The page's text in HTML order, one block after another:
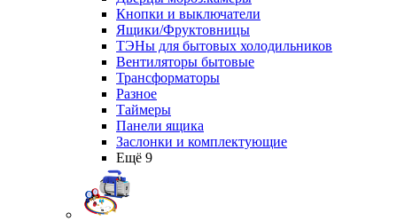
Кнопки и выключатели
Ящики/Фруктовницы
ТЭНы для бытовых холодильников
Вентиляторы бытовые
Трансформаторы
Разное
Таймеры
Панели ящика
Заслонки и комплектующие
Ещё 9